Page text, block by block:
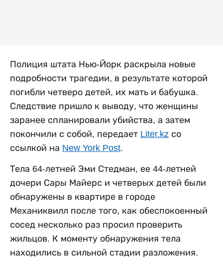
Полиция штата Нью-Йорк раскрыла новые
подробности трагедии, в результате которой
погибли четверо детей, их мать и бабушка.
Следствие пришло к выводу, что женщины
заранее спланировали убийства, а затем
покончили с собой, передает Liter.kz со
ссылкой на New York Post.
Тела 64-летней Эми Стедман, ее 44-летней
дочери Сары Майерс и четверых детей были
обнаружены в квартире в городе
Механиквилл после того, как обеспокоенный
сосед несколько раз просил проверить
жильцов. К моменту обнаружения тела
находились в сильной стадии разложения.